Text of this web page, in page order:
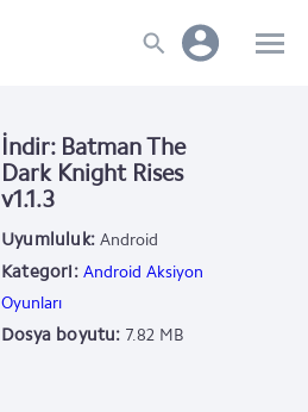
İndir: Batman The
Dark Knight Rises
v1.1.3
Uyumluluk: Android
Kategori: Android Aksiyon
Oyunları
Dosya boyutu: 7.82 MB